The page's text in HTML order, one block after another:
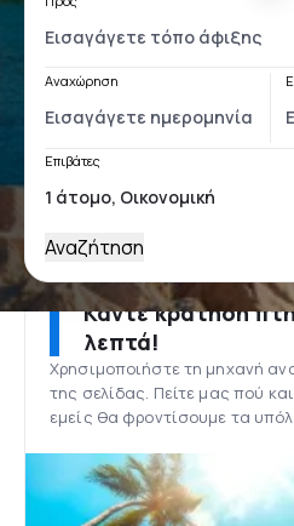
Αναχώρηση
Επιβάτες
Αναζήτηση
Κάντε κράτηση
λεπτά!
Χρησιμοποιήστε τη μηχανή
της σελίδας. Πείτε μας πού
εμείς θα φροντίσουμε τα